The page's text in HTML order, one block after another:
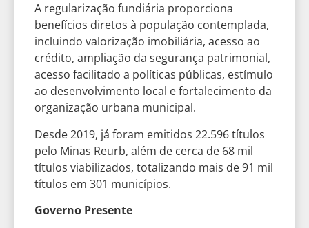
A regularização fundiária proporciona
benefícios diretos à população contemplada,
incluindo valorização imobiliária, acesso ao
crédito, ampliação da segurança patrimonial,
acesso facilitado a políticas públicas, estímulo
ao desenvolvimento local e fortalecimento da
organização urbana municipal.
Desde 2019, já foram emitidos 22.596 títulos
pelo Minas Reurb, além de cerca de 68 mil
títulos viabilizados, totalizando mais de 91 mil
títulos em 301 municípios.
Governo Presente